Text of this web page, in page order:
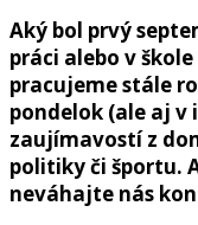
Aký bol prvý
práci alebo v
pracujeme stále
pondelok (ale aj v
zaujímavostí z
politiky či športu.
neváhajte nás